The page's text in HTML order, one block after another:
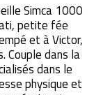
Simca 1000
petite fée
et à Victor,
Couple dans la
dans le
physique et